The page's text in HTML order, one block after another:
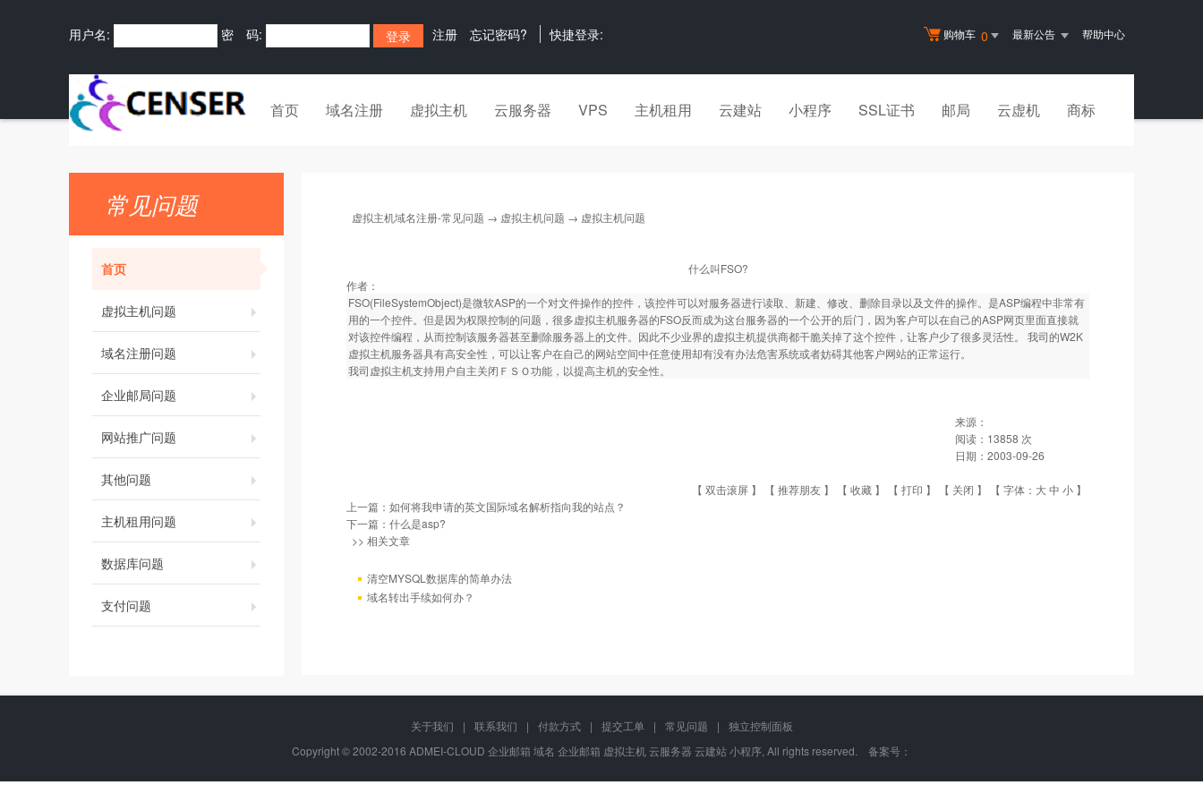
购物车 0 最新公告 帮助中心
用户名: 密 码: 注册 忘记密码? 快捷登录:
首页 域名注册 虚拟主机 云服务器 VPS 主机租用 云建站 小程序 SSL证书 邮局 云虚机 商标
常见问题
首页
虚拟主机问题
域名注册问题
企业邮局问题
网站推广问题
其他问题
主机租用问题
数据库问题
支付问题
虚拟主机域名注册-常见问题 → 虚拟主机问题 → 虚拟主机问题
什么叫FSO?
作者：
FSO(FileSystemObject)是微软ASP的一个对文件操作的控件，该控件可以对服务器进行读取、新建、修改、删除目录以及文件的操作。是ASP编程中非常有
用的一个控件。但是因为权限控制的问题，很多虚拟主机服务器的FSO反而成为这台服务器的一个公开的后门，因为客户可以在自己的ASP网页里面直接就
对该控件编程，从而控制该服务器甚至删除服务器上的文件。因此不少业界的虚拟主机提供商都干脆关掉了这个控件，让客户少了很多灵活性。 我司的W2K
虚拟主机服务器具有高安全性，可以让客户在自己的网站空间中任意使用却有没有办法危害系统或者妨碍其他客户网站的正常运行。
我司虚拟主机支持用户自主关闭ＦＳＯ功能，以提高主机的安全性。
来源：
阅读： 13858 次
日期： 2003-09-26
【 双击滚屏 】 【 推荐朋友 】 【 收藏 】 【 打印 】 【 关闭 】 【 字体： 大中 小 】
上一篇： 如何将我申请的英文国际域名解析指向我的站点？
下一篇： 什么是asp?
>> 相关文章
清空MYSQL数据库的简单办法
域名转出手续如何办？
关于我们 | 联系我们 | 付款方式 | 提交工单 | 常见问题 |
独立控制面板
Copyright © 2002-2016 ADMEI-CLOUD 企业邮箱 域名 企业邮箱 虚拟主机 云服务器 云建站 小程序, All rights reserved. 备案号：